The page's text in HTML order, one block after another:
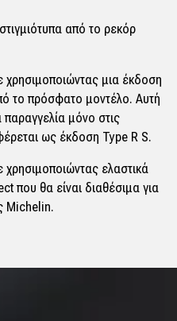
από το ρεκόρ
χρησιμοποιώντας μια έκδοση
το πρόσφατο μοντέλο. Αυτή
παραγγελία μόνο στις
ως έκδοση Type R S.
ελαστικά
που θα είναι διαθέσιμα για
Michelin.